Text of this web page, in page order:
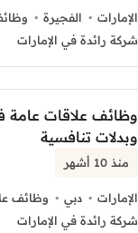
الإمارات الفجيرة
شركة رائدة في الإمارات
وظائف علاقات عامة
وبدلات تنافسية
منذ 10 أشهر
الإمارات دبي
وظائف
شركة رائدة في الإمارات